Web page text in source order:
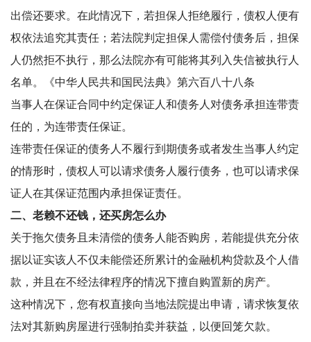
出偿还要求。在此情况下，若担保人拒绝履行，债权人便有
权依法追究其责任；若法院判定担保人需偿付债务后，担保
人仍然拒不执行，那么法院亦有可能将其列入失信被执行人
名单。《中华人民共和国民法典》第六百八十八条
当事人在保证合同中约定保证人和债务人对债务承担连带责
任的，为连带责任保证。
连带责任保证的债务人不履行到期债务或者发生当事人约定
的情形时，债权人可以请求债务人履行债务，也可以请求保
证人在其保证范围内承担保证责任。
二、老赖不还钱，还买房怎么办
关于拖欠债务且未清偿的债务人能否购房，若能提供充分依
据以证实该人不仅未能偿还所累计的金融机构贷款及个人借
款，并且在不经法律程序的情况下擅自购置新的房产。
这种情况下，您有权直接向当地法院提出申请，请求恢复依
法对其新购房屋进行强制拍卖并获益，以便回笼欠款。